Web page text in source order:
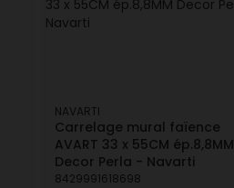
NAVARTI
Carrelage mural faïence
AVART 33 x 55CM ép.8,8MM
Decor Perla - Navarti
8429991618698